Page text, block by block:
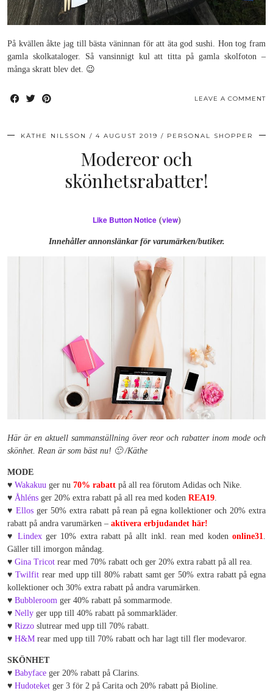
På kvällen åkte jag till bästa väninnan för att äta god sushi. Hon tog fram
gamla skolkataloger. Så vansinnigt kul att titta på gamla skolfoton –
många skratt blev det. 😉
LEAVE A COMMENT
KÄTHE NILSSON 4 AUGUST 2019 PERSONAL SHOPPER
Modereor och
skönhetsrabatter!
Like Button Notice(view)
Innehåller annonslänkar för varumärken/butiker.
Här är en aktuell sammanställning över reor och rabatter inom mode och
skönhet. Rean är som bäst nu! 🙂 /Käthe
MODE
♥ Wakakuu ger nu 70% rabatt på all rea förutom Adidas och Nike.
♥ Åhléns ger 20% extra rabatt på all rea med koden REA19
♥ Ellosger 50% extra rabatt på rean på egna kollektioner och 20% extra
rabatt på andra varumärken – aktivera erbjudandet här!
♥ Lindexger 10% extra rabatt på allt inkl. rean med kodenonline31
Gäller till imorgon måndag.
♥ Gina Tricot rear med 70% rabatt och ger 20% extra rabatt på all rea.
♥Twilfit rear med upp till 80% rabatt samt ger 50% extra rabatt på egna
kollektioner och 30% extra rabatt på andra varumärken.
♥ Bubbleroom ger 40% rabatt på sommarmode.
♥ Nelly ger upp till 40% rabatt på sommarkläder.
♥ Rizzo slutrear med upp till 70% rabatt.
♥ H&M rear med upp till 70% rabatt och har lagt till fler modevaror.
SKÖNHET
♥ Babyface ger 20% rabatt på Clarins.
♥ Hudoteket ger 3 för 2 på Carita och 20% rabatt på Bioline.